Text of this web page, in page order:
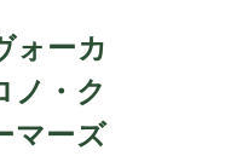
ォーカ
ノ・ク
マーズ